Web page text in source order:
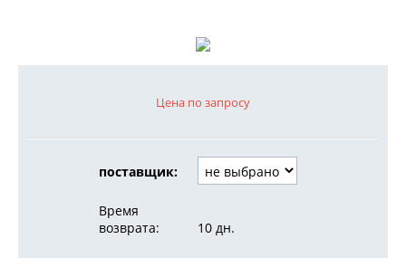
Цена по запросу
поставщик:
Время
возврата:
10 дн.